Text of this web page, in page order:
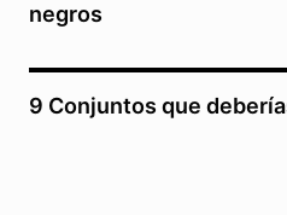
negros
9 Conjuntos que